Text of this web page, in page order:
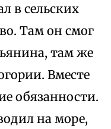
в сельских
Там он смог
там же
Вместе
обязанности.
на море,